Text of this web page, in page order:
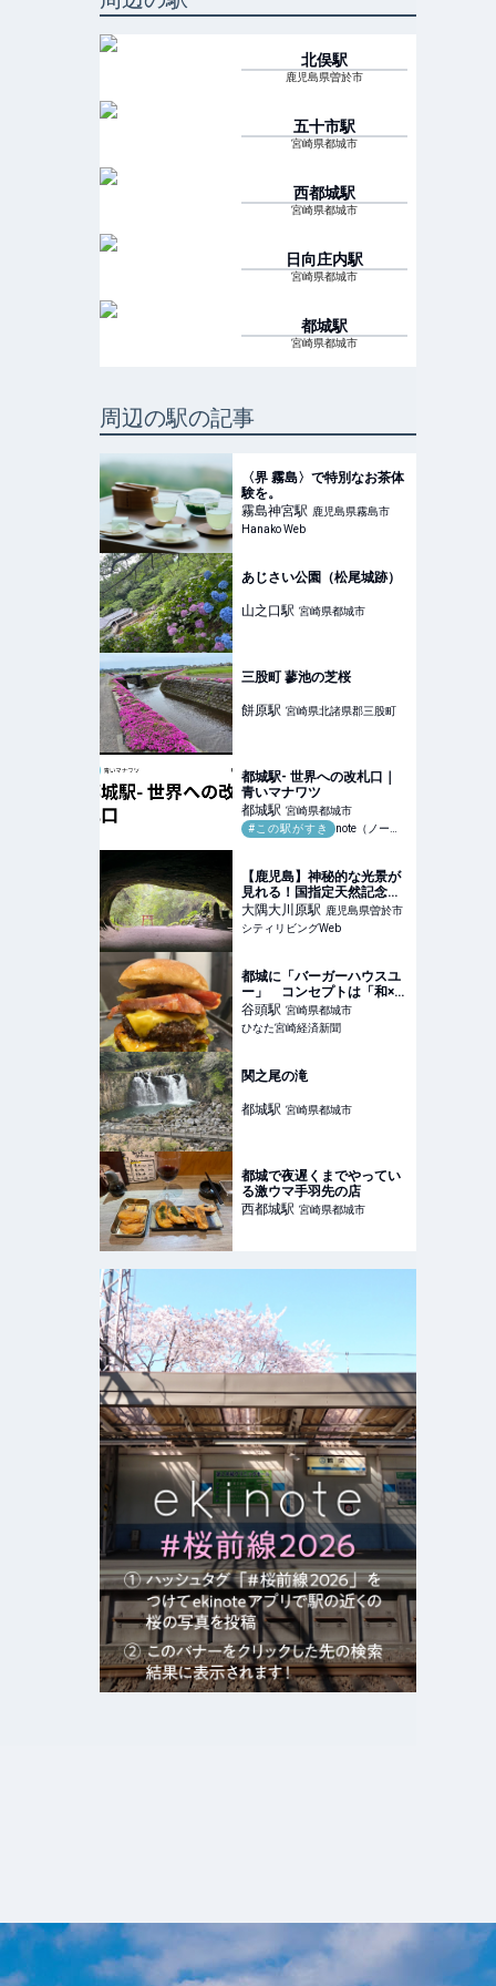
北俣駅
鹿児島県曽於市
五十市駅
宮崎県都城市
西都城駅
宮崎県都城市
日向庄内駅
宮崎県都城市
都城駅
宮崎県都城市
周辺の駅の記事
〈界 霧島〉で特別なお茶体
験を。
霧島神宮駅 鹿児島県霧島市
Hanako Web
あじさい公園（松尾城跡）
山之口駅 宮崎県都城市
三股町 蓼池の芝桜
餅原駅 宮崎県北諸県郡三股町
都城駅- 世界への改札口｜
青いマナワツ
都城駅 宮崎県都城市
#この駅がすき
note（ノート）
【鹿児島】神秘的な光景が
見れる！国指定天然記念
物：溝ノ口洞穴｜シティリ
ビングWeb
大隅大川原駅 鹿児島県曽於市
シティリビングWeb
都城に「バーガーハウスユ
ー」 コンセプトは「和×バ
ーガー」
谷頭駅 宮崎県都城市
ひなた宮崎経済新聞
関之尾の滝
都城駅 宮崎県都城市
都城で夜遅くまでやってい
る激ウマ手羽先の店
西都城駅 宮崎県都城市